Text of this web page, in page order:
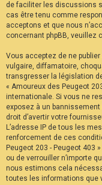
de faciliter les discussions
cas être tenu comme
acceptons et que nous
concernant phpBB, veuillez
Vous acceptez de ne
vulgaire, diffamatoire,
transgresser la législation
« Amoureux des Peugeot
internationale. Si vous ne
exposez à un
droit d’avertir votre
L’adresse IP de tous les
renforcement de ces
Peugeot 203 - Peugeot 403
ou de verrouiller n’importe
nous estimons cela
toutes les informations que